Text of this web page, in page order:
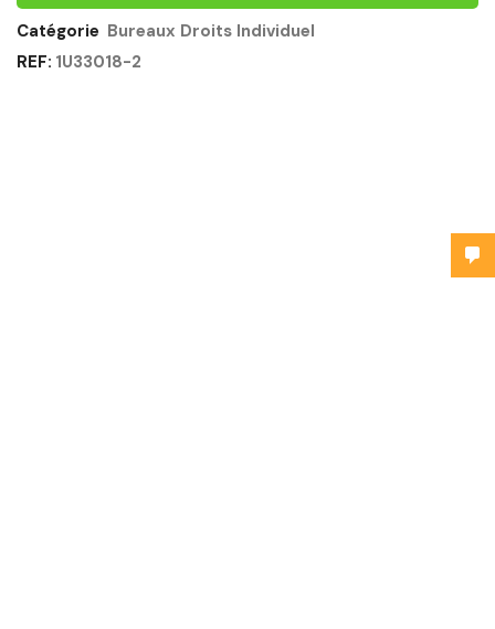
Catégorie Bureaux Droits Individuel
REF: 1U33018-2